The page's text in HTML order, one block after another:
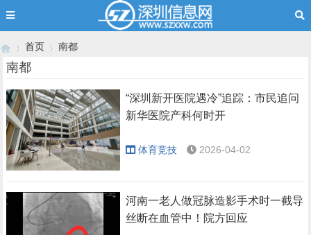
›
首页
›
南都
南都
“深圳新开医院遇冷”追踪：市民追问
新华医院产科何时开
体育竞技 2026-04-02
河南一老人做冠脉造影手术时一截导
丝断在血管中！院方回应